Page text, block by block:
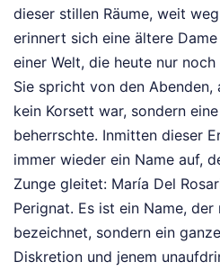
dieser stillen Räume, weit
erinnert sich eine ältere
einer Welt, die heute nur
Sie spricht von den
kein Korsett war, sondern
beherrschte. Inmitten dieser
immer wieder ein Name auf,
Zunge gleitet: María Del
Perignat. Es ist ein Name,
bezeichnet, sondern ein
Diskretion und jenem